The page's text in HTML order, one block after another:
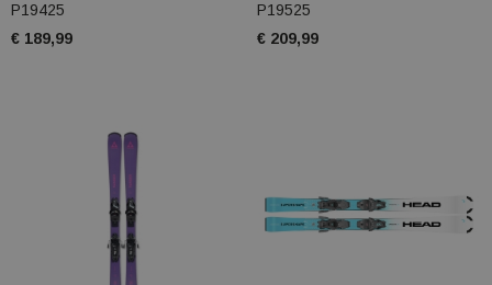
P19425
€ 189,99
P19525
€ 209,99